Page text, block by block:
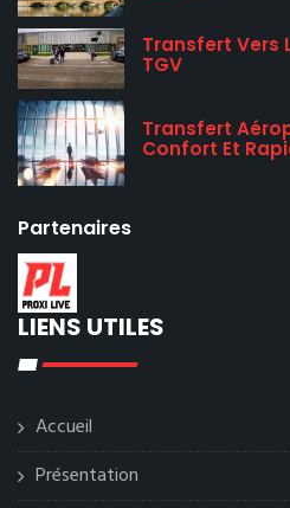
Transfert Vers
TGV
Transfert
Confort Et
Partenaires
LIENS UTILES
Accueil
Présentation